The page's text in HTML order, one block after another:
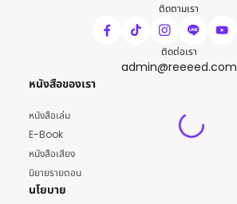
ติดตามเรา
ติดต่อเรา
admin@reeeed.com
หนังสือของเรา
หนังสือเล่ม
E-Book
หนังสือเสียง
นิยายรายตอน
นโยบาย